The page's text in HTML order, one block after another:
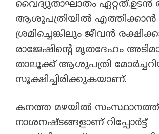
വൈദ്യുതാഘാതം ഏറ്റത്.ഉടൻ
ആശുപത്രിയിൽ എത്തിക്കാൻ
ശ്രമിച്ചെങ്കിലും ജീവൻ
രാജേഷിന്റെ മൃതദേഹം
താലൂക്ക് ആശുപത്രി
സൂക്ഷിച്ചിരിക്കുകയാണ്.
കനത്ത മഴയിൽ
നാശനഷ്ടങ്ങളാണ് റിപ്പോർട്ട്